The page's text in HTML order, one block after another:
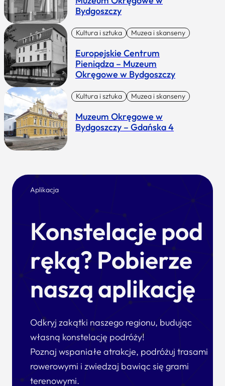
Bydgoszczy
Kultura i sztuka Muzea i skanseny
Europejskie Centrum
Pieniądza – Muzeum
Okręgowe w Bydgoszczy
Kultura i sztuka Muzea i skanseny
Muzeum Okręgowe w
Bydgoszczy – Gdańska 4
Aplikacja
Konstelacje pod
ręką? Pobierze
naszą aplikację
Odkryj zakątki naszego regionu, budując
własną konstelację podróży!
Poznaj wspaniałe atrakcje, podróżuj trasami
rowerowymi i zwiedzaj bawiąc się grami
terenowymi.